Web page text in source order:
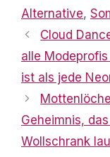
Alternative,
Cloud
alle
ist als jede
Geheimnis,
Wollschrank